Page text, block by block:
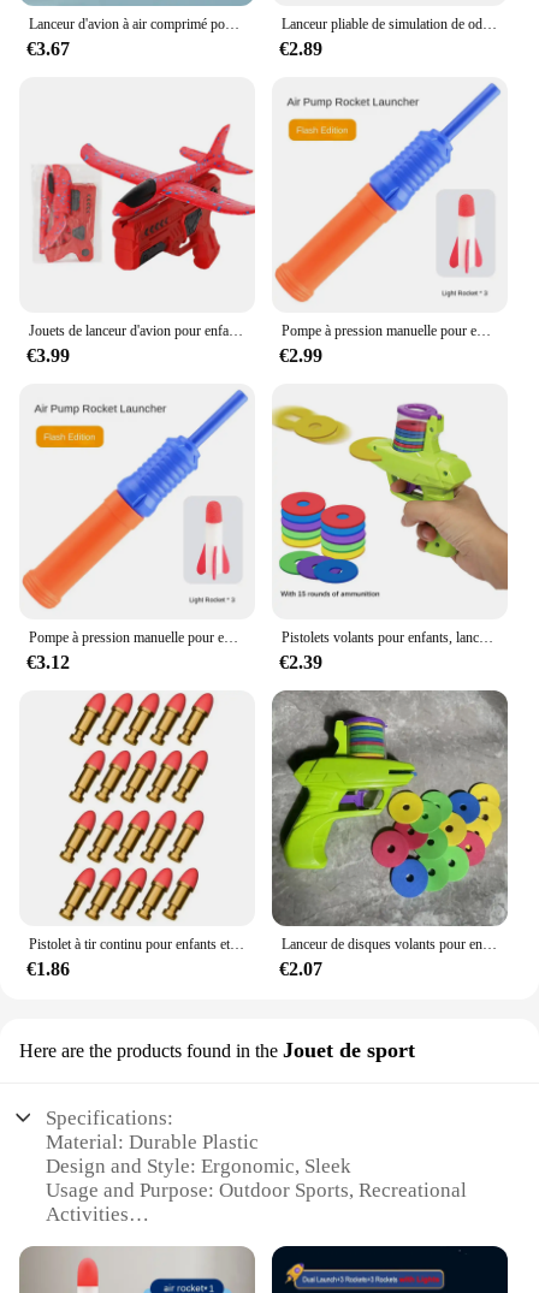
Lanceur d'avion à air comprimé pour enfants, catapulte à bulles, jouet d'avion en plastique, jeu de tir, jouet de sport de plein air, odorà catapulte d'avion
€3.67
Lanceur pliable de simulation de odorà élastique, tir continu, manuel répété, jeu de tir, cible compétitive, jouet de sport
€2.89
€3.99
Pompe à pression manuelle pour enfants, lance-roquettes, jouets d'extérieur pour enfants, interaction parent-enfant, jouets amusants, cadeaux d'anniversaire
€2.99
€3.12
Pistolets volants pour enfants, lanceur de disque volant de carotte, odorjouet, odorradis, odoroligFrisbee de sécurité, jeux de plein air pour enfants, jouets de sport
€2.39
€1.86
Lanceur de disques volants pour enfants, odorjouet OligSoft Bullet, mini carotte, odorde tir, jouets de sport de plein air
€2.07
Here are the products found in the Jouet de sport
Specifications:
Material: Durable Plastic
Design and Style: Ergonomic, Sleek
Usage and Purpose: Outdoor Sports, Recreational
Activities
Launching Capability
Shape and Size: Compact and Portable